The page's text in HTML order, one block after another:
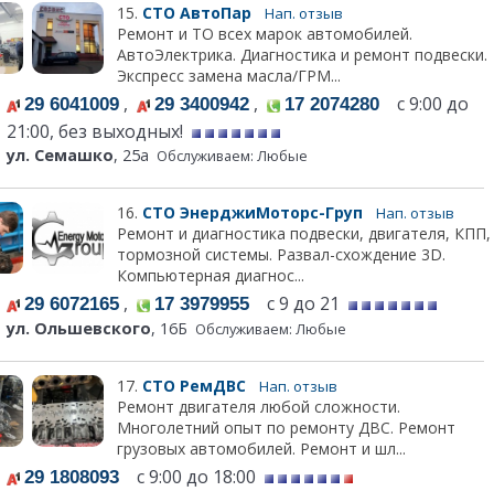
15. СТО АвтоПар Нап. отзыв
Ремонт и ТО всех марок автомобилей.
АвтоЭлектрика. Диагностика и ремонт подвески.
Экспресс замена масла/ГРМ...
29 6041009 , 29 3400942 , 17 2074280 с 9:00 до
21:00, без выходных!
ул. Семашко, 25а Обслуживаем: Любые
16. СТО ЭнерджиМоторс-Груп Нап. отзыв
Ремонт и диагностика подвески, двигателя, КПП,
тормозной системы. Развал-схождение 3D.
Компьютерная диагнос...
29 6072165 , 17 3979955 с 9 до 21
ул. Ольшевского, 16Б Обслуживаем: Любые
17. СТО РемДВС Нап. отзыв
Ремонт двигателя любой сложности.
Многолетний опыт по ремонту ДВС. Ремонт
грузовых автомобилей. Ремонт и шл...
29 1808093 с 9:00 до 18:00